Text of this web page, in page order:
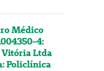
Médico
4:
Vitória Ltda
Policlínica